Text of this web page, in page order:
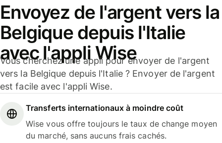
Envoyez de l'argent vers la
Belgique depuis l'Italie
avec l'appli Wise
Vous cherchez une appli pour envoyer de l'argent
vers la Belgique depuis l'Italie ? Envoyer de l'argent
est facile avec l'appli Wise.
Transferts internationaux à moindre coût
Wise vous offre toujours le taux de change moyen
du marché, sans aucuns frais cachés.